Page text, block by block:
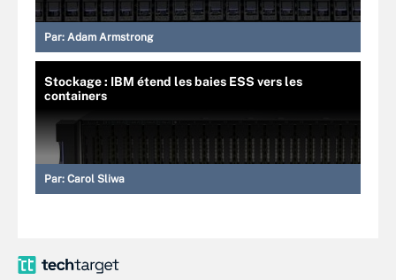
Par: Adam Armstrong
Stockage : IBM étend les baies ESS vers les
containers
Par: Carol Sliwa